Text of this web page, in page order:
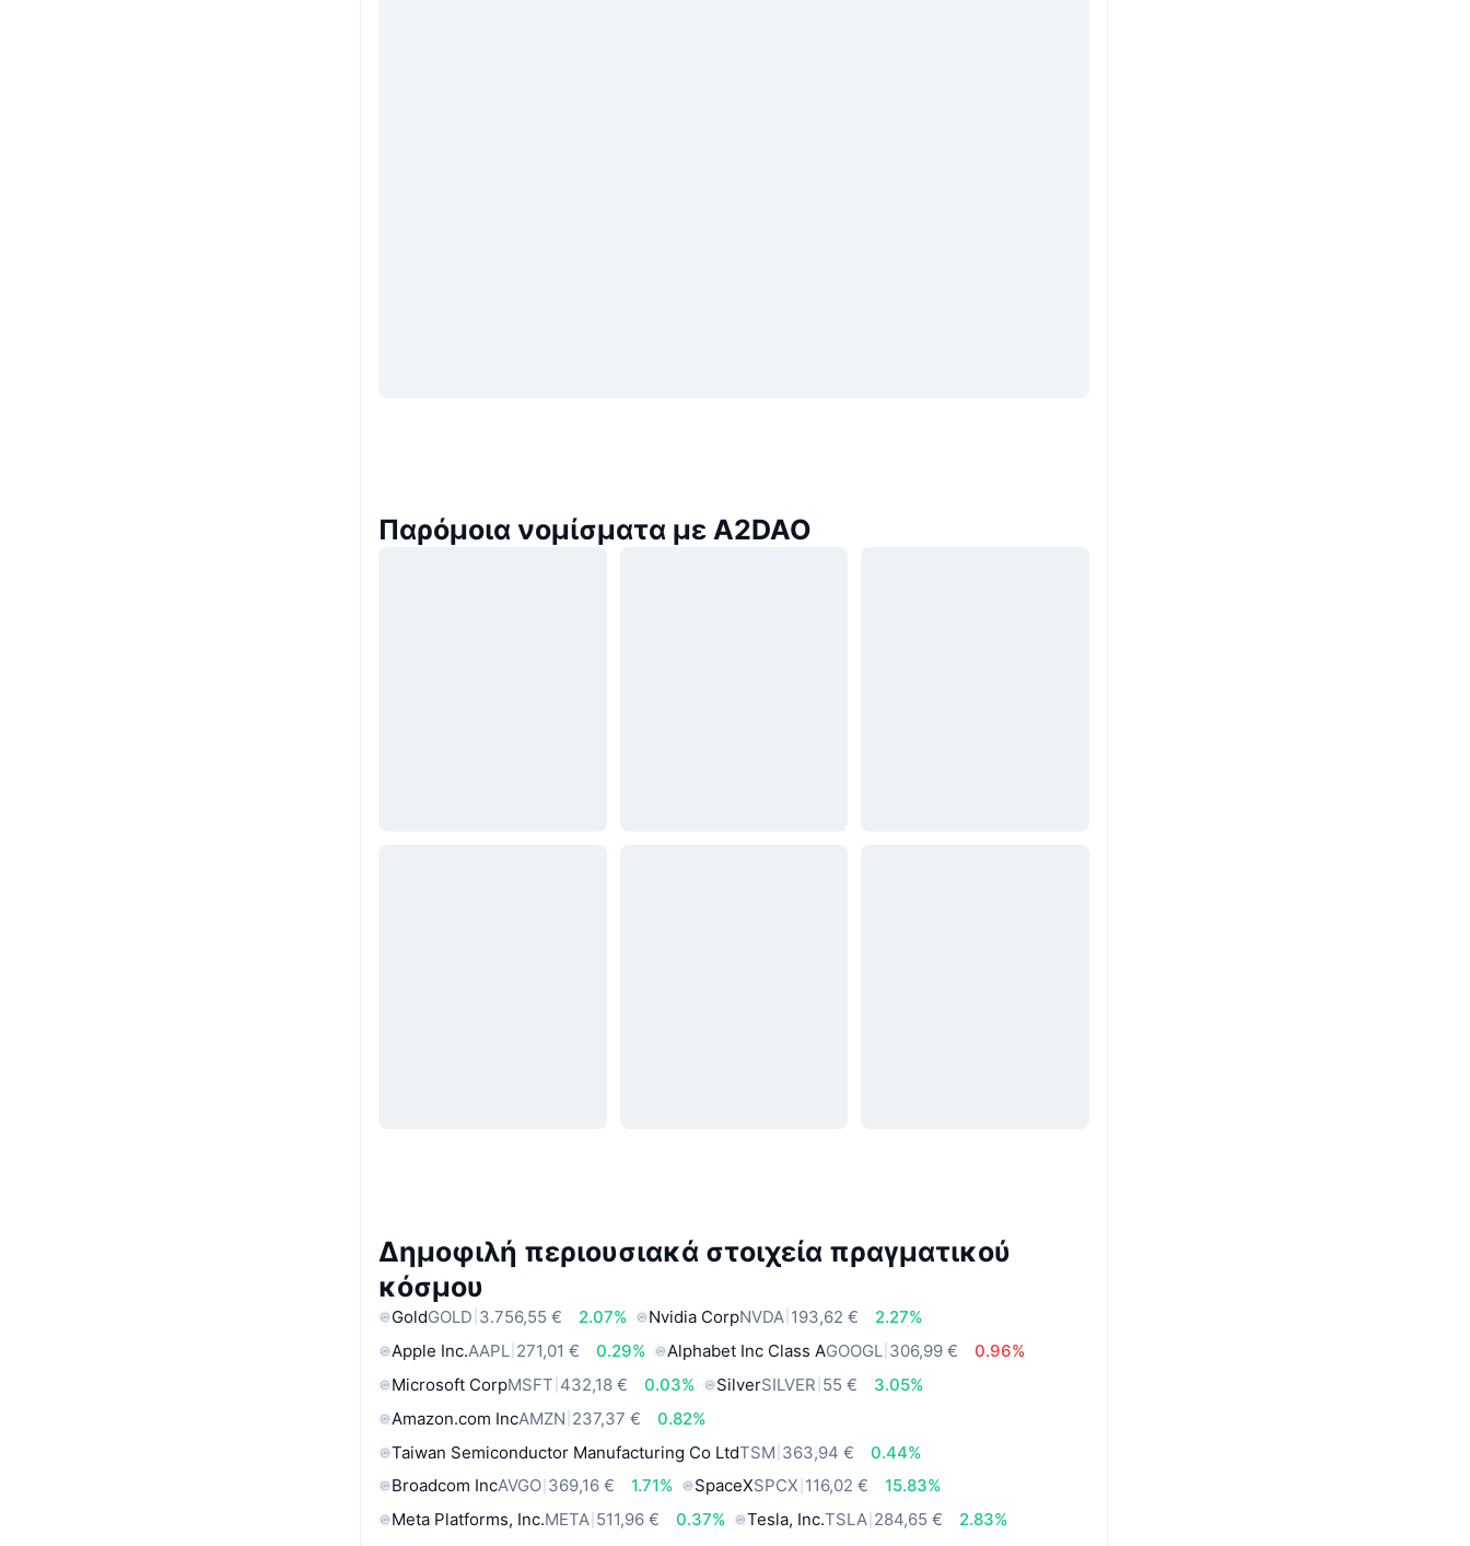
Παρόμοια νομίσματα με A2DAO
Δημοφιλή περιουσιακά στοιχεία πραγματικού
κόσμου
GoldGOLD 3.756,55 € 2.07% Nvidia CorpNVDA 193,62 €
2.27%
Apple Inc.AAPL 271,01 € 0.29% Alphabet Inc Class AGOOGL 306,99 €
0.96%
Microsoft CorpMSFT 432,18 € 0.03% SilverSILVER 55 €
3.05%
Amazon.com IncAMZN 237,37 €
0.82%
Taiwan Semiconductor Manufacturing Co LtdTSM 363,94 €
0.44%
Broadcom IncAVGO 369,16 € 1.71% SpaceXSPCX 116,02 €
15.83%
Meta Platforms, Inc.META 511,96 € 0.37% Tesla, Inc.TSLA 284,65 €
2.83%